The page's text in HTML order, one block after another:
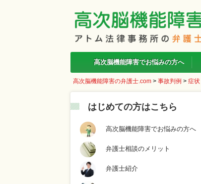
高次脳機能障害でお悩みの方へ
高次脳機能障害の弁護士.com > 事故判例 > 症状
はじめての方はこちら
高次脳機能障害でお悩みの方へ
弁護士相談のメリット
弁護士紹介